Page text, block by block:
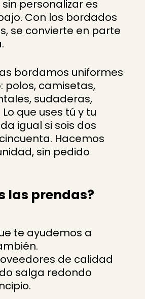
personalizar es
Con los bordados
se convierte en parte
bordamos uniformes
polos, camisetas,
sudaderas,
que uses tú y tu
igual si sois dos
Hacemos
sin pedido
las prendas?
te ayudemos a
de calidad
salga redondo